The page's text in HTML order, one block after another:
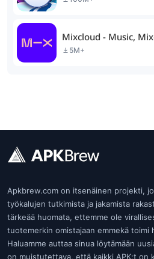
Mixcloud - Music,
5M+
Apkbrew.com on itsenäinen projekti,
työkalujen tutkimista ja jakamista
tärkeää huomata, ettemme ole
tuotemerkin omistajaan emmekä toimi
Haluamme auttaa sinua löytämään
on muistutettava, että kaikki APK:t on